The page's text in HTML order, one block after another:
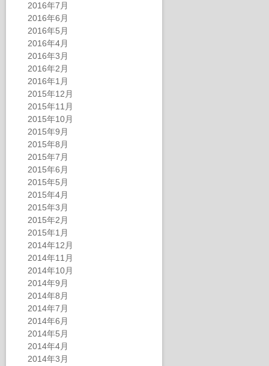
2016年7月
2016年6月
2016年5月
2016年4月
2016年3月
2016年2月
2016年1月
2015年12月
2015年11月
2015年10月
2015年9月
2015年8月
2015年7月
2015年6月
2015年5月
2015年4月
2015年3月
2015年2月
2015年1月
2014年12月
2014年11月
2014年10月
2014年9月
2014年8月
2014年7月
2014年6月
2014年5月
2014年4月
2014年3月